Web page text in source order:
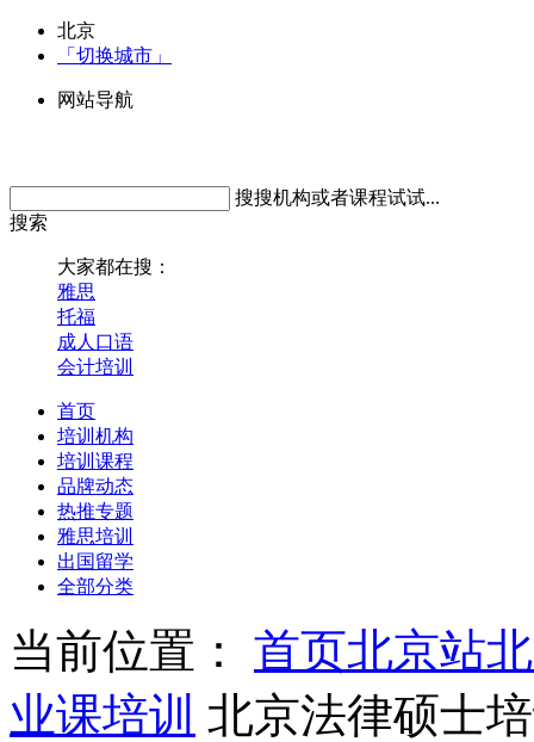
北京
「切换城市」
网站导航
搜搜机构或者课程试试...
搜索
大家都在搜：
雅思
托福
成人口语
会计培训
首页
培训机构
培训课程
品牌动态
热推专题
雅思培训
出国留学
全部分类
当前位置： 首页北京站
业课培训 北京法律硕士